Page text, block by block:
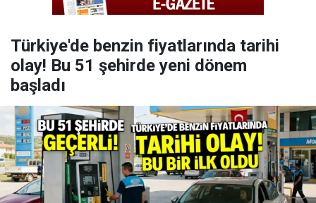
Türkiye'de benzin fiyatlarında tarihi
olay! Bu 51 şehirde yeni dönem
başladı